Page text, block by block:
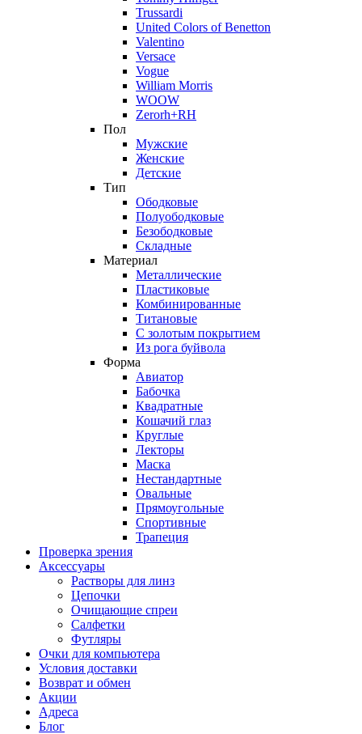
Trussardi
United Colors of Benetton
Valentino
Versace
Vogue
William Morris
WOOW
Zerorh+RH
Пол
Мужские
Женские
Детские
Тип
Ободковые
Полуободковые
Безободковые
Складные
Материал
Металлические
Пластиковые
Комбинированные
Титановые
С золотым покрытием
Из рога буйвола
Форма
Авиатор
Бабочка
Квадратные
Кошачий глаз
Круглые
Лекторы
Маска
Нестандартные
Овальные
Прямоугольные
Спортивные
Трапеция
Проверка зрения
Аксессуары
Растворы для линз
Цепочки
Очищающие спреи
Салфетки
Футляры
Очки для компьютера
Условия доставки
Возврат и обмен
Акции
Адреса
Блог